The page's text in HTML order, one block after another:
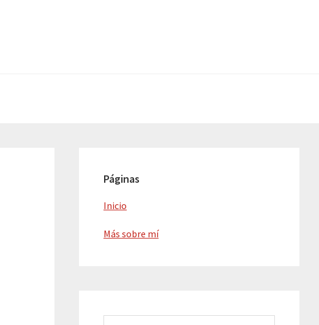
lateral
principal
Páginas
Inicio
Más sobre mí